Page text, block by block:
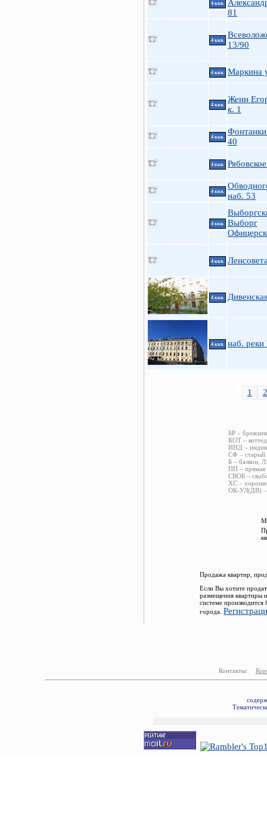
4 ккв.
81
4 ккв.
13/90
4 ккв. Маркина
4 ккв.
Жени
к. 1
4 ккв.
40
4 ккв.
4 ккв.
наб. 53
4 ккв.
Выборг
4 ккв.
4 ккв.
4 ккв. наб.
1 2
БР –
КОТ –
ИНД –
СФ – старый
Б – балкон,
ПП – прямая
СВОБ –
ХС –
ОК-УЛ(ДВ) –
Продажа квартир,
Если Вы хотите
размещения квартиры
системе
города.
Контакты: